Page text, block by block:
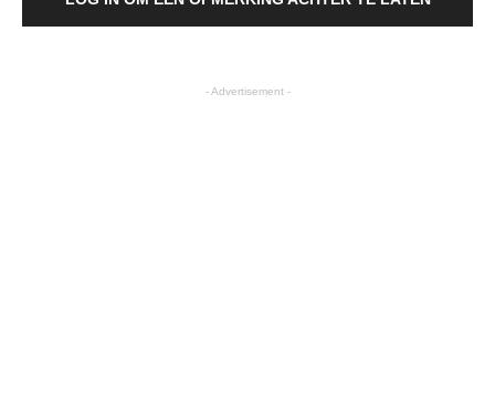
- Advertisement -